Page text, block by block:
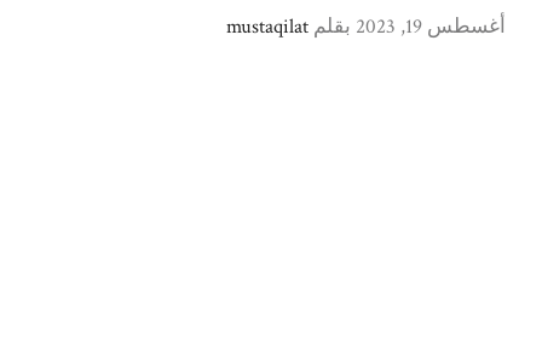
أغسطس 19, 2023 بقلم mustaqilat